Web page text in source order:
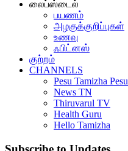
லைப்ஸ்டைல்
பயணம்
அழகுக்குறிப்புகள்
உணவு
ஃபிட்னஸ்
குற்றம்
CHANNELS
Pesu Tamizha Pesu
News TN
Thiruvarul TV
Health Guru
Hello Tamizha